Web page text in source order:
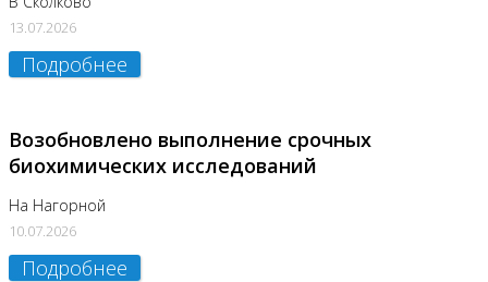
13.07.2026
Подробнее
Возобновлено выполнение срочных
биохимических исследований
На Нагорной
10.07.2026
Подробнее